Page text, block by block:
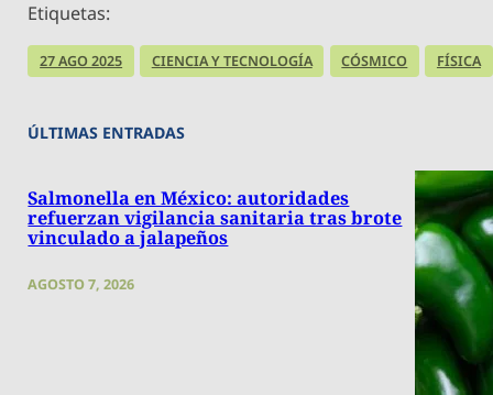
Etiquetas:
27 AGO 2025 CIENCIA Y TECNOLOGÍA CÓSMICO FÍSICA
ÚLTIMAS ENTRADAS
Salmonella en México: autoridades
refuerzan vigilancia sanitaria tras brote
vinculado a jalapeños
AGOSTO 7, 2026